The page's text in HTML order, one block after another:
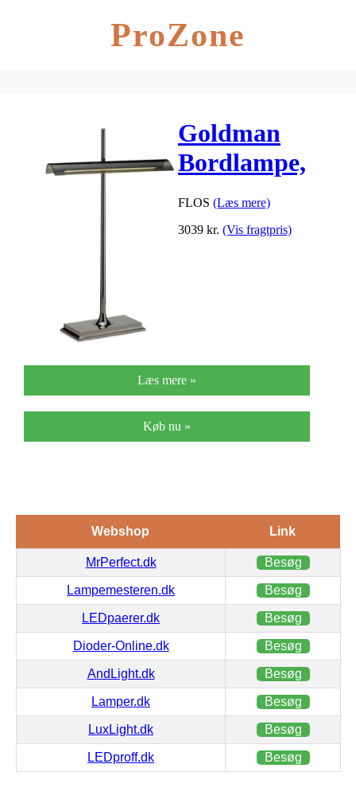
ProZone
Goldman
Bordlampe,
sort/fumée
FLOS (Læs mere)
3039 kr. (Vis fragtpris)
Læs mere »
Køb nu »
Webshop Link
MrPerfect.dk Besøg
Lampemesteren.dk Besøg
LEDpaerer.dk Besøg
Dioder-Online.dk Besøg
AndLight.dk Besøg
Lamper.dk Besøg
LuxLight.dk Besøg
LEDproff.dk Besøg